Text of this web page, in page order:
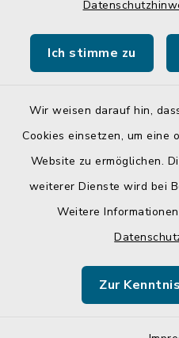
Ich stimme zu
Wir weisen darauf hin,
Cookies einsetzen, um eine
Website zu ermöglichen.
weiterer Dienste wird bei
Weitere
Zur
Landratsamt Mühldorf